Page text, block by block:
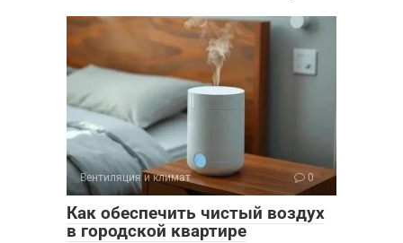
Вентиляция и климат 0
Как обеспечить чистый воздух
в городской квартире